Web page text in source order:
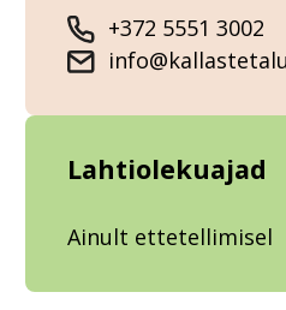
+372 5551 3002
Lahtiolekuajad
Ainult ettetellimisel